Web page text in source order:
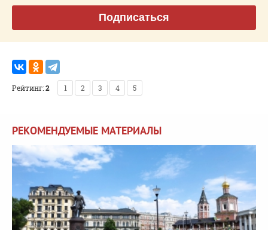
Подписаться
Рейтинг:2 1 2 3 4 5
РЕКОМЕНДУЕМЫЕ МАТЕРИАЛЫ